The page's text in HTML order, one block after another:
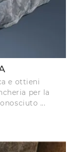
e ottieni
per la
...